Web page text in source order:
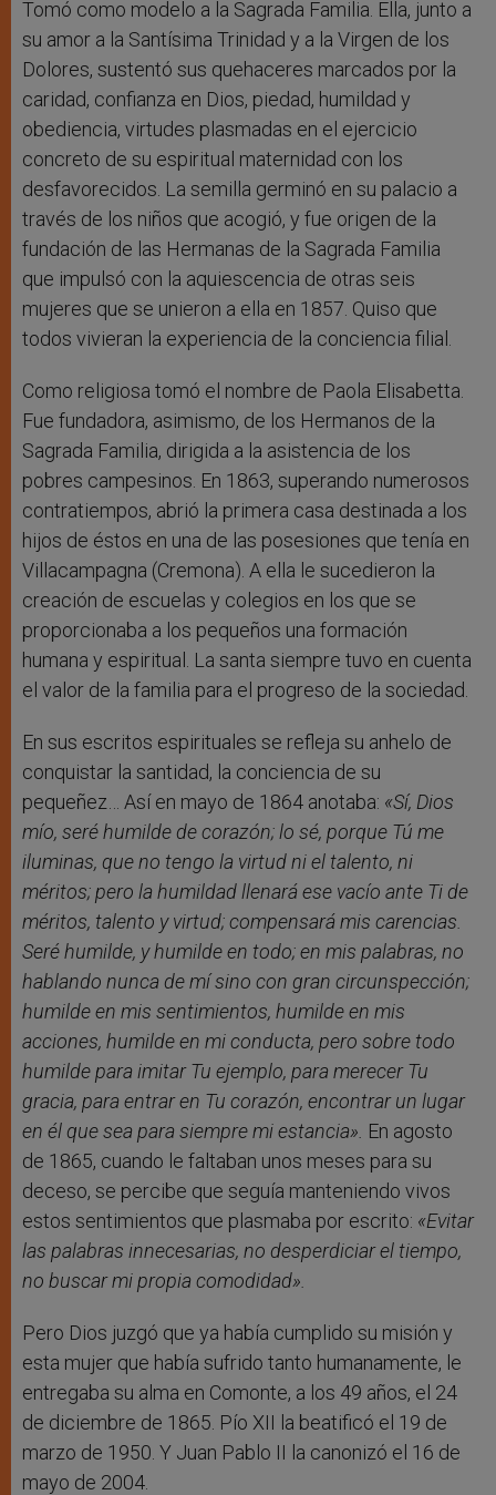
Tomó como modelo a la Sagrada Familia. Ella, junto a
su amor a la Santísima Trinidad y a la Virgen de los
Dolores, sustentó sus quehaceres marcados por la
caridad, confianza en Dios, piedad, humildad y
obediencia, virtudes plasmadas en el ejercicio
concreto de su espiritual maternidad con los
desfavorecidos. La semilla germinó en su palacio a
través de los niños que acogió, y fue origen de la
fundación de las Hermanas de la Sagrada Familia
que impulsó con la aquiescencia de otras seis
mujeres que se unieron a ella en 1857. Quiso que
todos vivieran la experiencia de la conciencia filial.
Como religiosa tomó el nombre de Paola Elisabetta.
Fue fundadora, asimismo, de los Hermanos de la
Sagrada Familia, dirigida a la asistencia de los
pobres campesinos. En 1863, superando numerosos
contratiempos, abrió la primera casa destinada a los
hijos de éstos en una de las posesiones que tenía en
Villacampagna (Cremona). A ella le sucedieron la
creación de escuelas y colegios en los que se
proporcionaba a los pequeños una formación
humana y espiritual. La santa siempre tuvo en cuenta
el valor de la familia para el progreso de la sociedad.
En sus escritos espirituales se refleja su anhelo de
conquistar la santidad, la conciencia de su
pequeñez… Así en mayo de 1864 anotaba: «Sí, Dios
mío, seré humilde de corazón; lo sé, porque Tú me
iluminas, que no tengo la virtud ni el talento, ni
méritos; pero la humildad llenará ese vacío ante Ti de
méritos, talento y virtud; compensará mis carencias.
Seré humilde, y humilde en todo; en mis palabras, no
hablando nunca de mí sino con gran circunspección;
humilde en mis sentimientos, humilde en mis
acciones, humilde en mi conducta, pero sobre todo
humilde para imitar Tu ejemplo, para merecer Tu
gracia, para entrar en Tu corazón, encontrar un lugar
en él que sea para siempre mi estancia» En agosto
de 1865, cuando le faltaban unos meses para su
deceso, se percibe que seguía manteniendo vivos
estos sentimientos que plasmaba por escrito: «Evitar
las palabras innecesarias, no desperdiciar el tiempo,
no buscar mi propia comodidad»
Pero Dios juzgó que ya había cumplido su misión y
esta mujer que había sufrido tanto humanamente, le
entregaba su alma en Comonte, a los 49 años, el 24
de diciembre de 1865. Pío XII la beatificó el 19 de
marzo de 1950. Y Juan Pablo II la canonizó el 16 de
mayo de 2004.